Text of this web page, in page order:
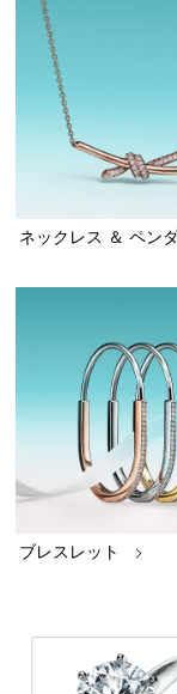
ネックレス ＆ ペン
ブレスレット